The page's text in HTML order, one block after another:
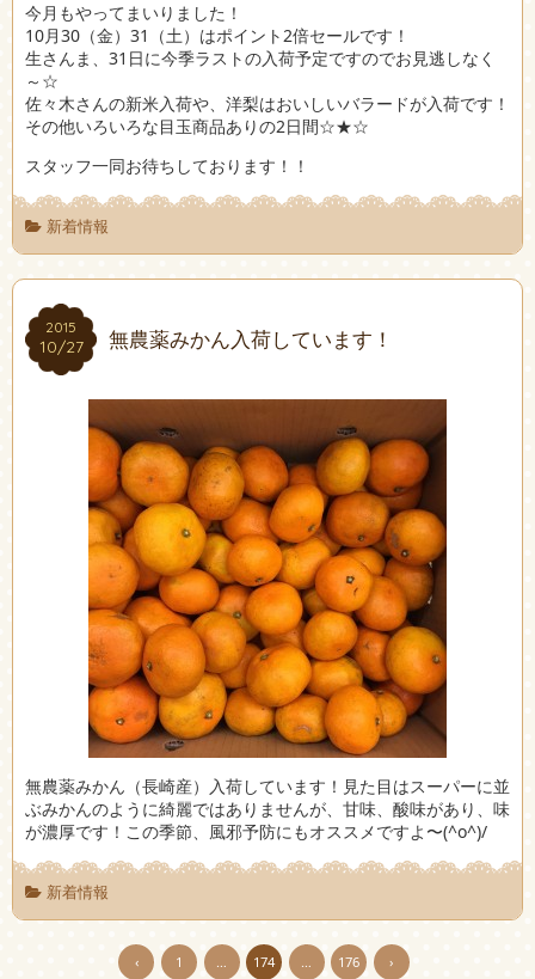
今月もやってまいりました！
10月30（金）31（土）はポイント2倍セールです！
生さんま、31日に今季ラストの入荷予定ですのでお見逃しなく
～☆
佐々木さんの新米入荷や、洋梨はおいしいバラードが入荷です！
その他いろいろな目玉商品ありの2日間☆★☆
スタッフ一同お待ちしております！！
新着情報
2015
10/27
2015
10/27 無農薬みかん入荷しています！
無農薬みかん（長崎産）入荷しています！見た目はスーパーに並
ぶみかんのように綺麗ではありませんが、甘味、酸味があり、味
が濃厚です！この季節、風邪予防にもオススメですよ〜(^o^)/
新着情報
‹ 1 … 174 … 176 ›